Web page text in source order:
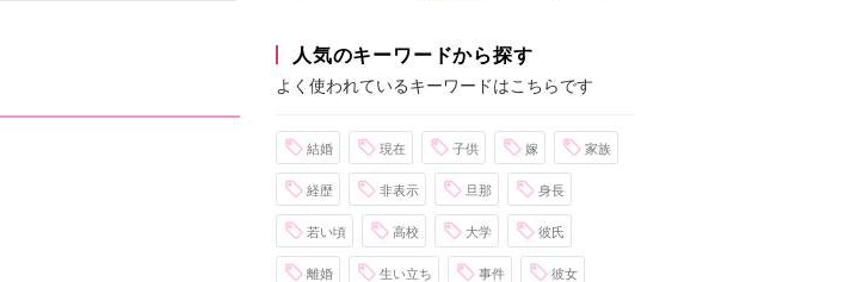
人気のキーワードから探す
よく使われているキーワードはこちらです
結婚 現在 子供 嫁 家族
経歴 非表示 旦那 身長
若い頃 高校 大学 彼氏
離婚 生い立ち 事件 彼女